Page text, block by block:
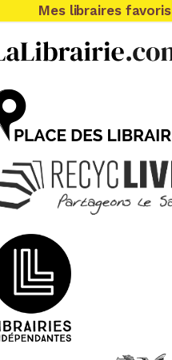
Mes libraires favoris